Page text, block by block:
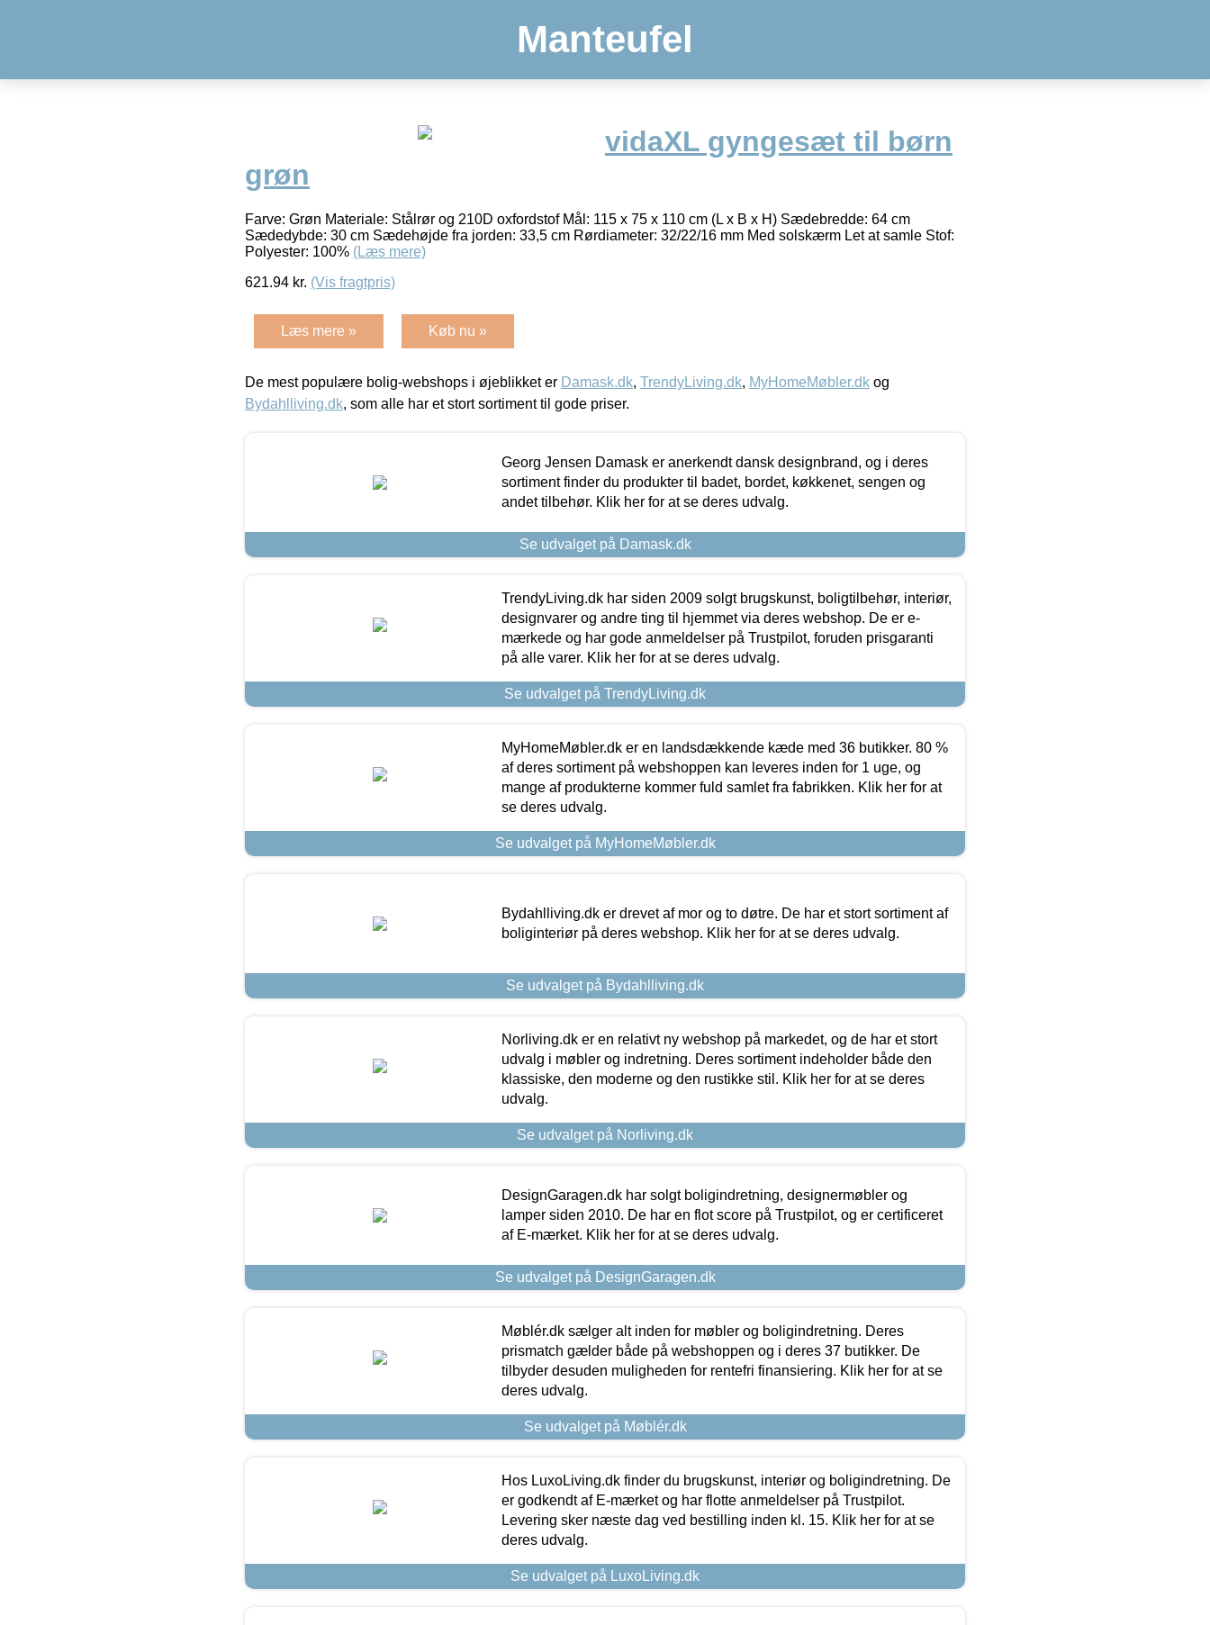
Manteufel
vidaXL gyngesæt til børn
grøn
Farve: Grøn Materiale: Stålrør og 210D oxfordstof Mål: 115 x 75 x 110 cm (L x B x H) Sædebredde: 64 cm
Sædedybde: 30 cm Sædehøjde fra jorden: 33,5 cm Rørdiameter: 32/22/16 mm Med solskærm Let at samle Stof:
Polyester: 100% (Læs mere)
621.94 kr. (Vis fragtpris)
Læs mere » Køb nu »
De mest populære bolig-webshops i øjeblikket er Damask.dk, TrendyLiving.dk, MyHomeMøbler.dk og
Bydahlliving.dk, som alle har et stort sortiment til gode priser.
Georg Jensen Damask er anerkendt dansk designbrand, og i deres
sortiment finder du produkter til badet, bordet, køkkenet, sengen og
andet tilbehør. Klik her for at se deres udvalg.
Se udvalget på Damask.dk
TrendyLiving.dk har siden 2009 solgt brugskunst, boligtilbehør, interiør,
designvarer og andre ting til hjemmet via deres webshop. De er e-
mærkede og har gode anmeldelser på Trustpilot, foruden prisgaranti
på alle varer. Klik her for at se deres udvalg.
Se udvalget på TrendyLiving.dk
MyHomeMøbler.dk er en landsdækkende kæde med 36 butikker. 80 %
af deres sortiment på webshoppen kan leveres inden for 1 uge, og
mange af produkterne kommer fuld samlet fra fabrikken. Klik her for at
se deres udvalg.
Se udvalget på MyHomeMøbler.dk
Bydahlliving.dk er drevet af mor og to døtre. De har et stort sortiment af
boliginteriør på deres webshop. Klik her for at se deres udvalg.
Se udvalget på Bydahlliving.dk
Norliving.dk er en relativt ny webshop på markedet, og de har et stort
udvalg i møbler og indretning. Deres sortiment indeholder både den
klassiske, den moderne og den rustikke stil. Klik her for at se deres
udvalg.
Se udvalget på Norliving.dk
DesignGaragen.dk har solgt boligindretning, designermøbler og
lamper siden 2010. De har en flot score på Trustpilot, og er certificeret
af E-mærket. Klik her for at se deres udvalg.
Se udvalget på DesignGaragen.dk
Møblér.dk sælger alt inden for møbler og boligindretning. Deres
prismatch gælder både på webshoppen og i deres 37 butikker. De
tilbyder desuden muligheden for rentefri finansiering. Klik her for at se
deres udvalg.
Se udvalget på Møblér.dk
Hos LuxoLiving.dk finder du brugskunst, interiør og boligindretning. De
er godkendt af E-mærket og har flotte anmeldelser på Trustpilot.
Levering sker næste dag ved bestilling inden kl. 15. Klik her for at se
deres udvalg.
Se udvalget på LuxoLiving.dk